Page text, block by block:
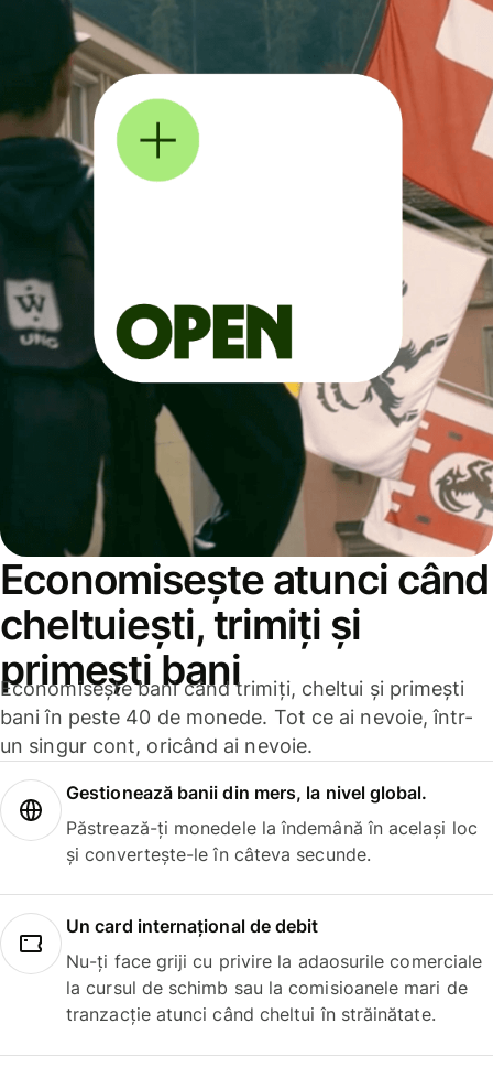
Economisește atunci când
cheltuiești, trimiți și
primești bani
Economisește bani când trimiți, cheltui și primești
bani în peste 40 de monede. Tot ce ai nevoie, într-
un singur cont, oricând ai nevoie.
Gestionează banii din mers, la nivel global.
Păstrează-ți monedele la îndemână în același loc
și convertește-le în câteva secunde.
Un card internațional de debit
Nu-ți face griji cu privire la adaosurile comerciale
la cursul de schimb sau la comisioanele mari de
tranzacție atunci când cheltui în străinătate.